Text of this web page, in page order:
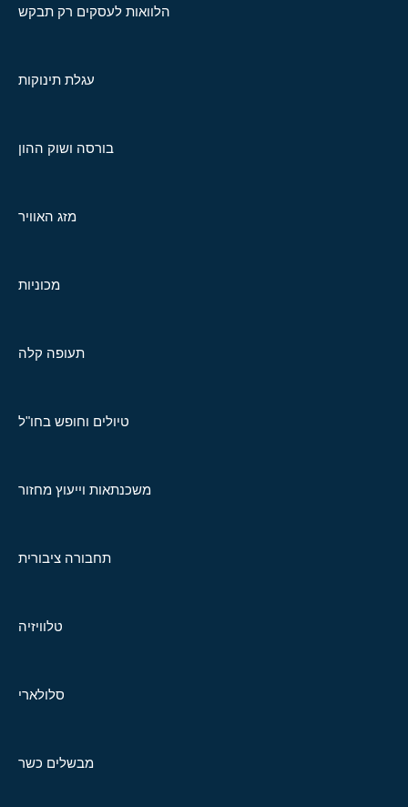
הלוואות לעסקים רק תבקש
עגלת תינוקות
בורסה ושוק ההון
מזג האוויר
מכוניות
תעופה קלה
טיולים וחופש בחו"ל
משכנתאות וייעוץ מחזור
תחבורה ציבורית
טלוויזיה
סלולארי
מבשלים כשר